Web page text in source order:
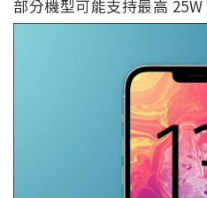
部分機型可能支持最高 25W